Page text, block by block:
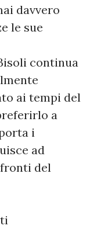
davvero
le sue
continua
ai tempi del
a
i
ad
del